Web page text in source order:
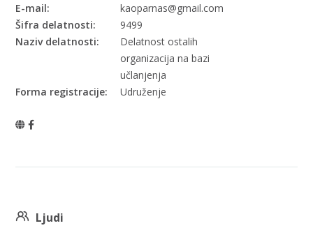
E-mail:
kaoparnas@gmail.com
Šifra delatnosti:
9499
Naziv delatnosti:
Delatnost ostalih
organizacija na bazi
učlanjenja
Forma registracije:
Udruženje
Ljudi